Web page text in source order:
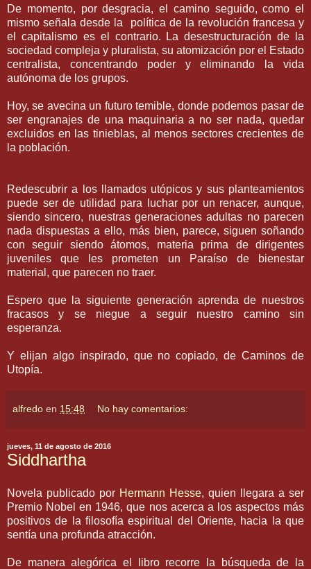
De momento, por desgracia, el camino seguido, como el
mismo señala desde la
política de la revolución francesa y
el capitalismo es el contrario. La desestructuración de la
sociedad compleja y pluralista, su atomización por el Estado
centralista, concentrando poder y eliminando la vida
autónoma de los grupos.
Hoy, se avecina un futuro temible, donde podemos pasar de
ser engranajes de una maquinaria a no ser nada, quedar
excluidos en las tinieblas, al menos sectores crecientes de
la población.
Redescubrir a los llamados utópicos y sus planteamientos
puede ser de utilidad para luchar por un renacer, aunque,
siendo sincero, nuestras generaciones adultas no parecen
nada dispuestas a ello, más bien, parece, siguen soñando
con seguir siendo átomos, materia prima de dirigentes
juveniles que les prometen un Paraíso de bienestar
material, que parecen no traer.
Espero que la siguiente generación aprenda de nuestros
fracasos y se niegue a seguir nuestro camino sin
esperanza.
Y elijan algo inspirado, que no copiado, de Caminos de
Utopía.
alfredo en 15:48 No hay comentarios:
jueves, 11 de agosto de 2016
Siddhartha
Novela publicado por Hermann Hesse, quien llegara a ser
Premio Nobel en 1946, que nos acerca a los aspectos más
positivos de la filosofía espiritual del Oriente, hacia la que
sentía una profunda atracción.
De manera alegórica el libro recorre la búsqueda de la